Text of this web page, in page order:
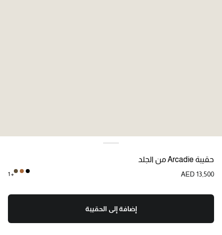
حقيبة Arcadie من الجلد
AED 13,500
+ 1
إضافة إلى الحقيبة